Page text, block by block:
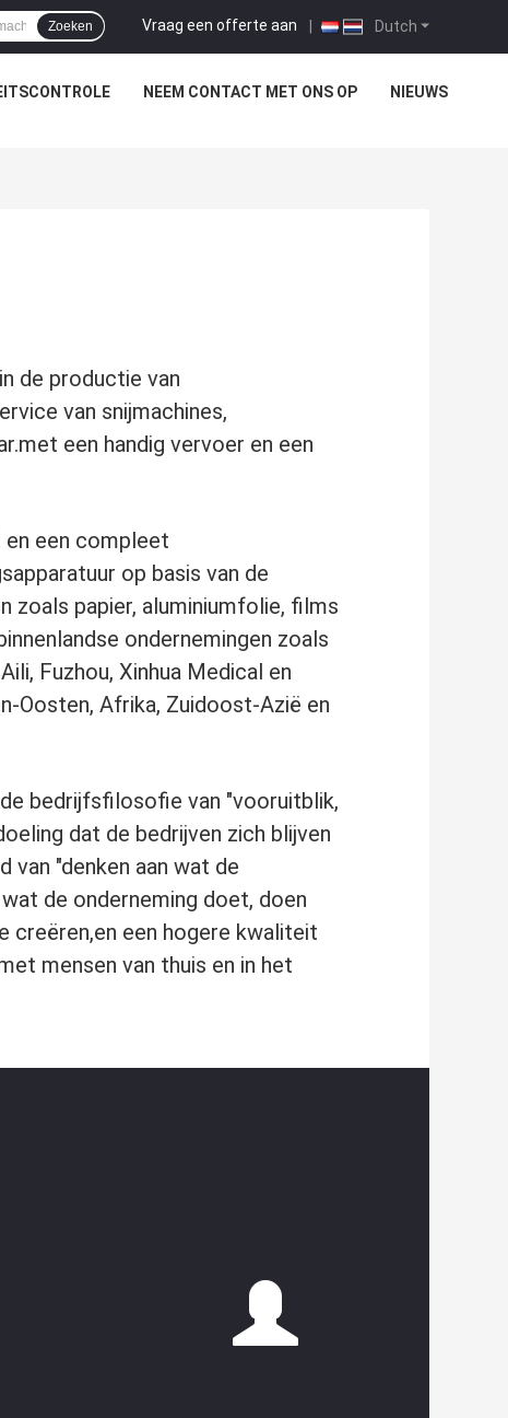
Dutch
Vraag een offerte aan |
Zoeken
NEEM CONTACT MET ONS OP NIEUWS
de productie van
van snijmachines,
een handig vervoer en een
en een compleet
op basis van de
zoals papier, aluminiumfolie, films
ondernemingen zoals
Fuzhou, Xinhua Medical en
Oosten, Afrika, Zuidoost-Azië en
bedrijfsfilosofie van "vooruitblik,
dat de bedrijven zich blijven
van "denken aan wat de
de onderneming doet, doen
creëren,en een hogere kwaliteit
mensen van thuis en in het